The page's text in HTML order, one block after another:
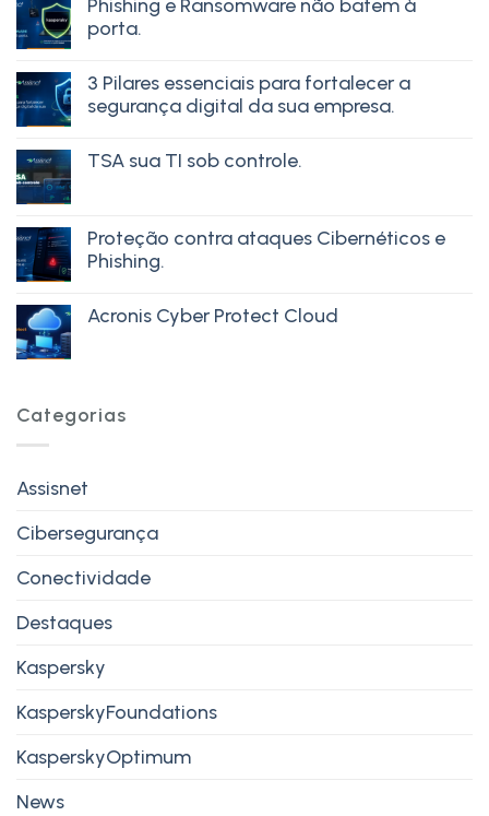
Phishing e Ransomware não batem à
porta.
3 Pilares essenciais para fortalecer a
segurança digital da sua empresa.
TSA sua TI sob controle.
Proteção contra ataques Cibernéticos e
Phishing.
Acronis Cyber Protect Cloud
Categorias
Assisnet
Cibersegurança
Conectividade
Destaques
Kaspersky
KasperskyFoundations
KasperskyOptimum
News